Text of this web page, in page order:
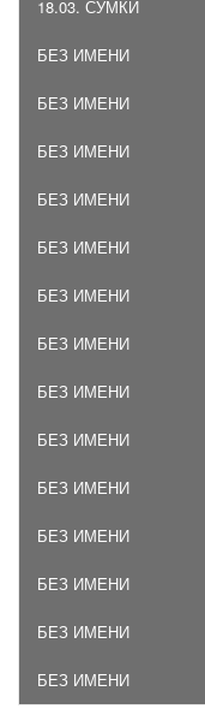
18.03. СУМКИ
БЕЗ ИМЕНИ
БЕЗ ИМЕНИ
БЕЗ ИМЕНИ
БЕЗ ИМЕНИ
БЕЗ ИМЕНИ
БЕЗ ИМЕНИ
БЕЗ ИМЕНИ
БЕЗ ИМЕНИ
БЕЗ ИМЕНИ
БЕЗ ИМЕНИ
БЕЗ ИМЕНИ
БЕЗ ИМЕНИ
БЕЗ ИМЕНИ
БЕЗ ИМЕНИ